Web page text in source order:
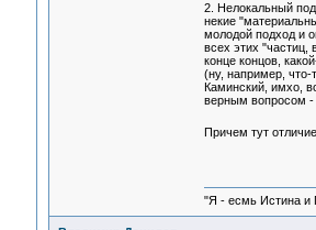
2. Нелокальный
некие
молодой подход и
всех этих "частиц,
конце концов,
(ну, например,
Каминский, имхо,
верным вопросом
Причем тут
"Я - есмь Истина и